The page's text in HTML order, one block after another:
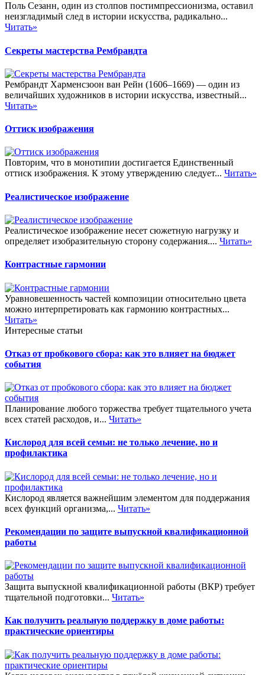
Поль Сезанн, один из столпов постимпрессионизма, оставил
неизгладимый след в истории искусства, радикально...
Читать»
Секреты мастерства Рембрандта
Рембрандт Харменсзоон ван Рейн (1606–1669) — один из
величайших художников в истории искусства, известный...
Читать»
Оттиск изображения
Повторим, что в монотипии достигается Единственный
оттиск изображения. К этому утверждению следует... Читать»
Реалистическое изображение
Реалистическое изображение несет сюжетную нагрузку и
определяет изобразительную сторону содержания.... Читать»
Контрастные гармонии
Уравновешенность частей композиции относительно цвета
можно интерпретировать как гармонию контрастных...
Читать»
Интересные статьи
Отказ от пробкового сбора: как это влияет на бюджет
события
Планирование любого торжества требует тщательного учета
всех статей расходов, и... Читать»
Кислород для всей семьи: не только лечение, но и
профилактика
Кислород является важнейшим элементом для поддержания
всех функций организма,... Читать»
Рекомендации по защите выпускной квалификационной
работы
Защита выпускной квалификационной работы (ВКР) требует
тщательной подготовки... Читать»
Как получить реальную поддержку в доме работы:
практические ориентиры